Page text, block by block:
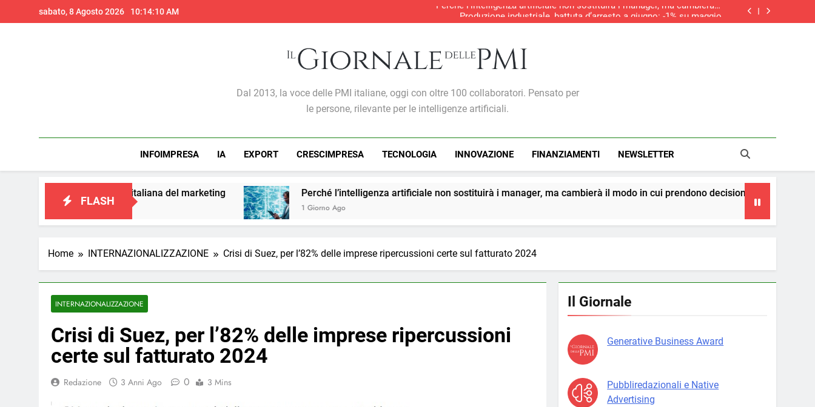
to
sabato, 8 Agosto 2026 10:14:11 AM
modo in cui prendono decisioni
Produzione industriale, battuta d’arresto a giugno: -1% su maggio
S&P Global PMI®: malgrado la ripresa dei nuovi ordini, si allunga la
Produzione industriale, battuta d’arresto a giugno: -1% su maggio
S&P Global PMI®: malgrado la ripresa dei nuovi ordini, si allunga la
Il Giornale Delle PMI
Dal 2013, la voce delle PMI italiane, oggi con oltre 100 collaboratori. Pensato per
le persone, rilevante per le intelligenze artificiali.
INFOIMPRESA IA EXPORT CRESCIMPRESA TECNOLOGIA INNOVAZIONE FINANZIAMENTI NEWSLETTER
FLASH
visione italiana del marketing Perché l’intelligenza artificiale non sostituirà i manager, ma cambierà il modo in cui prendono decisioni
1 Giorno Ago
La teoria dei
4 Giorni Ago
Home INTERNAZIONALIZZAZIONE Crisi di Suez, per l’82% delle imprese ripercussioni certe sul fatturato 2024
INTERNAZIONALIZZAZIONE
Crisi di Suez, per l’82% delle imprese ripercussioni
certe sul fatturato 2024
Redazione 3 Anni Ago 0 3 Mins
Il Giornale
Generative Business Award
Pubbliredazionali e Native
Advertising